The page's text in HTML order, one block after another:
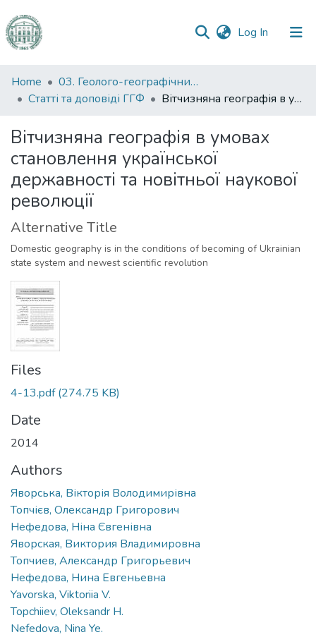
Log In (current)
Communities
&
All of DSpace
Statistics
Home
03. Геолого-географічний факультет
Статті та доповіді ГГФ
Вітчизняна географія в умовах становлення української державності та новітньої наукової революції
Вітчизняна географія в умовах
становлення української
державності та новітньої наукової
революції
Alternative Title
Domestic geography is in the conditions of becoming of Ukrainian
state system and newest scientific revolution
Files
4-13.pdf(274.75 KB)
Date
2014
Authors
Яворська, Вікторія Володимирівна
Топчієв, Олександр Григорович
Нефедова, Ніна Євгенівна
Яворская, Виктория Владимировна
Топчиев, Александр Григорьевич
Нефедова, Нина Евгеньевна
Yavorska, Viktoriia V.
Topchiiev, Oleksandr H.
Nefedova, Nina Ye.